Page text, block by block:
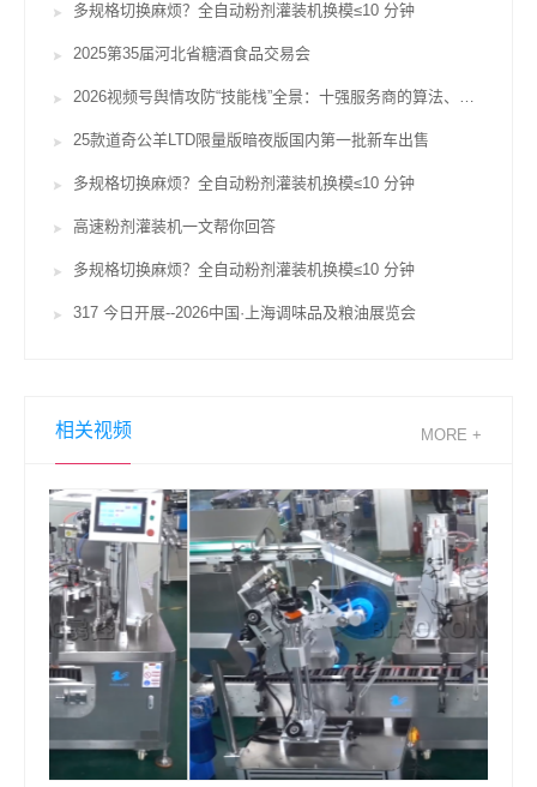
多规格切换麻烦？全自动粉剂灌装机换模≤10 分钟
2025第35届河北省糖酒食品交易会
2026视频号舆情攻防“技能栈”全景：十强服务商的算法、对赌与合规鸿沟
25款道奇公羊LTD限量版暗夜版国内第一批新车出售
多规格切换麻烦？全自动粉剂灌装机换模≤10 分钟
高速粉剂灌装机一文帮你回答
多规格切换麻烦？全自动粉剂灌装机换模≤10 分钟
317 今日开展--2026中国·上海调味品及粮油展览会
相关视频 MORE +